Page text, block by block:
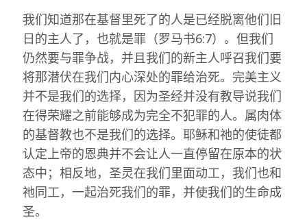
我们知道那在基督里死了的人是已经脱离他们旧
日的主人了，也就是罪（罗马书6:7）。但我们
仍然要与罪争战，并且我们的新主人呼召我们要
将那潜伏在我们内心深处的罪给治死。完美主义
并不是我们的选择，因为圣经并没有教导说我们
在得荣耀之前能够成为完全不犯罪的人。属肉体
的基督教也不是我们的选择。耶稣和祂的使徒都
认定上帝的恩典并不会让人一直停留在原本的状
态中；相反地，圣灵在我们里面动工，我们也和
祂同工，一起治死我们的罪，并使我们的生命成
圣。